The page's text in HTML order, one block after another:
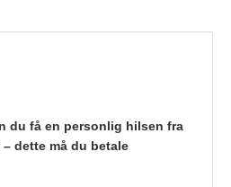
du få en personlig hilsen fra
– dette må du betale